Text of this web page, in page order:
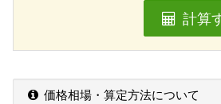
計算
価格相場・算定方法について